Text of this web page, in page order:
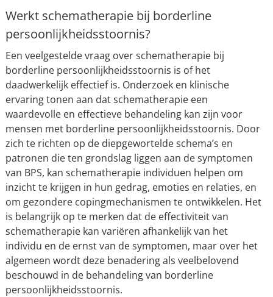
Werkt schematherapie bij borderline
persoonlijkheidsstoornis?
Een veelgestelde vraag over schematherapie bij
borderline persoonlijkheidsstoornis is of het
daadwerkelijk effectief is. Onderzoek en klinische
ervaring tonen aan dat schematherapie een
waardevolle en effectieve behandeling kan zijn voor
mensen met borderline persoonlijkheidsstoornis. Door
zich te richten op de diepgewortelde schema’s en
patronen die ten grondslag liggen aan de symptomen
van BPS, kan schematherapie individuen helpen om
inzicht te krijgen in hun gedrag, emoties en relaties, en
om gezondere copingmechanismen te ontwikkelen. Het
is belangrijk op te merken dat de effectiviteit van
schematherapie kan variëren afhankelijk van het
individu en de ernst van de symptomen, maar over het
algemeen wordt deze benadering als veelbelovend
beschouwd in de behandeling van borderline
persoonlijkheidsstoornis.